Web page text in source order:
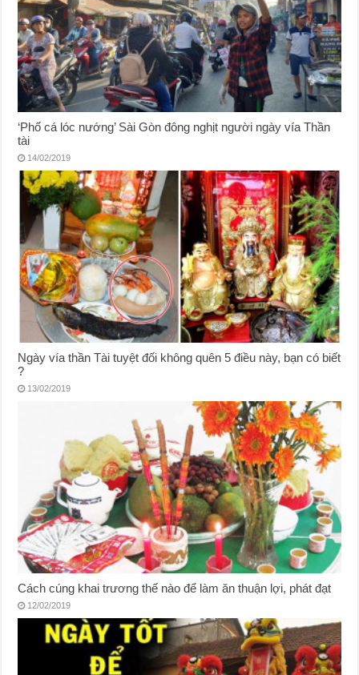
‘Phố cá lóc nướng’ Sài Gòn đông nghịt người ngày vía Thần
tài
14/02/2019
Ngày vía thần Tài tuyệt đối không quên 5 điều này, bạn có biết
?
13/02/2019
Cách cúng khai trương thế nào để làm ăn thuận lợi, phát đạt
12/02/2019